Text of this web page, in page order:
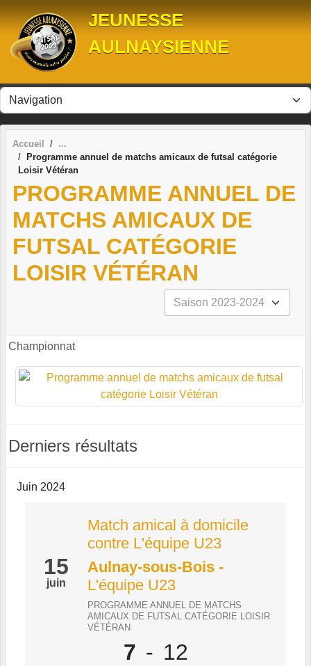
JEUNESSE
AULNAYSIENNE
Accueil
Programme annuel de matchs amicaux de futsal catégorie
Loisir Vétéran
PROGRAMME ANNUEL DE
MATCHS AMICAUX DE
FUTSAL CATÉGORIE
LOISIR VÉTÉRAN
Championnat
Derniers résultats
Juin 2024
15
juin
Match amical à domicile
contre L'équipe U23
Aulnay-sous-Bois -
L'équipe U23
PROGRAMME ANNUEL DE MATCHS
AMICAUX DE FUTSAL CATÉGORIE LOISIR
VÉTÉRAN
7 - 12